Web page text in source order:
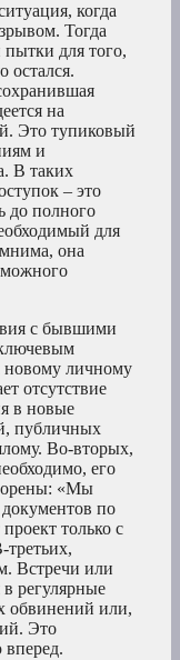
когда
Тогда
для того,
остался.
на
Это тупиковый
и
В таких
– это
до полного
для
она
с бывшими
личному
отсутствие
в новые
публичных
Во-вторых,
его
«Мы
документов по
только с
третьих,
Встречи или
регулярные
обвинений или,
Это